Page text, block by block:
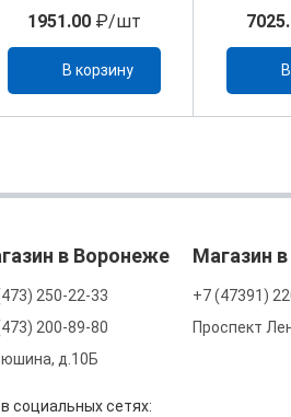
1951.00 ₽/шт
В корзину
в Воронеже
250-22-33
200-89-80
д.10Б
социальных сетях:
Магазин
+7 (47391)
Проспект